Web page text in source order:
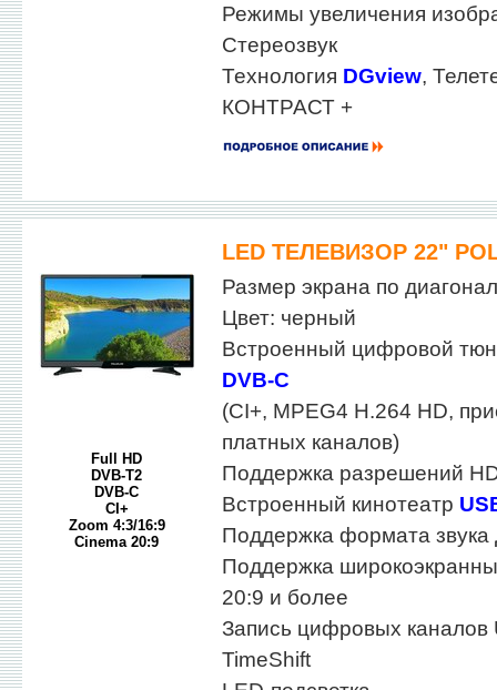
Режимы увеличения
Стереозвук
Технология DGview,
КОНТРАСТ +
LED ТЕЛЕВИЗОР 22"
Full HD
DVB-T2
DVB-C
CI+
Zoom 4:3/16:9
Cinema 20:9
Размер экрана по
Цвет: черный
Встроенный цифровой
DVB-C
(CI+, MPEG4 H.264 HD,
платных каналов)
Поддержка разрешений
Встроенный кинотеатр
Поддержка формата звука
Поддержка
20:9 и более
Запись цифровых каналов
TimeShift